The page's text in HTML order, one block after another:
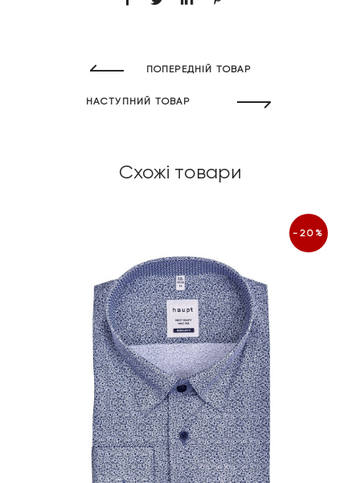
ПОПЕРЕДНІЙ ТОВАР
НАСТУПНИЙ ТОВАР
Схожі товари
-20%